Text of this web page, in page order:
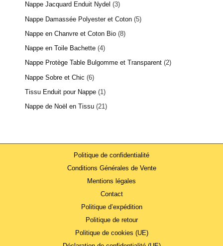
Nappe Jacquard Enduit Nydel
3
Nappe Damassée Polyester et Coton 5
Nappe en Chanvre et Coton Bio 8
Nappe en Toile Bachette 4
Nappe Protège Table Bulgomme et Transparent 2
Nappe Sobre et Chic 6
Tissu Enduit pour Nappe 1
Nappe de Noël en Tissu 21
Politique de confidentialité
Conditions Générales de Vente
Mentions légales
Contact
Politique d’expédition
Politique de retour
Politique de cookies (UE)